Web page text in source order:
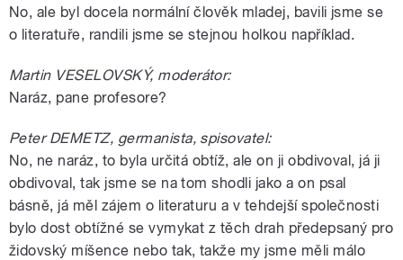
No, ale byl docela normální člověk mladej, bavili jsme se
o literatuře, randili jsme se stejnou holkou například.
Martin VESELOVSKÝ, moderátor:
Naráz, pane profesore?
Peter DEMETZ, germanista, spisovatel:
No, ne naráz, to byla určitá obtíž, ale on ji obdivoval, já ji
obdivoval, tak jsme se na tom shodli jako a on psal
básně, já měl zájem o literaturu a v tehdejší společnosti
bylo dost obtížné se vymykat z těch drah předepsaný pro
židovský míšence nebo tak, takže my jsme měli málo